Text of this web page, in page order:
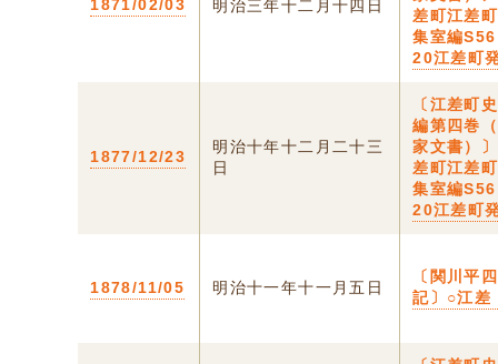
1871/02/03 明治三年十二月十四日
差町江差
集室編
20江差町
1877/12/23
明治十年十二月二十三
日
〔江差町
編第四巻
家文書）
差町江差
集室編
20江差町
1878/11/05 明治十一年十一月五日
〔関川平
記〕○江差